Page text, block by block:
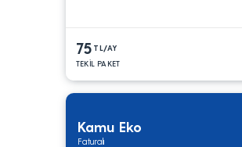
75 TL/AY
TEKİL PAKET
Kamu Eko
Faturalı